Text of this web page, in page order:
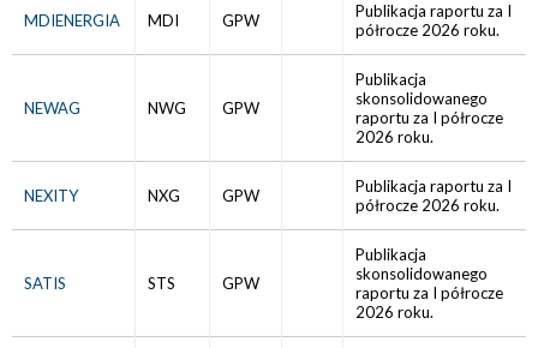
MDIENERGIA MDI GPW
Publikacja raportu za I
półrocze 2026 roku.
NEWAG NWG GPW
Publikacja
skonsolidowanego
raportu za I półrocze
2026 roku.
NEXITY NXG GPW
Publikacja raportu za I
półrocze 2026 roku.
SATIS STS GPW
Publikacja
skonsolidowanego
raportu za I półrocze
2026 roku.